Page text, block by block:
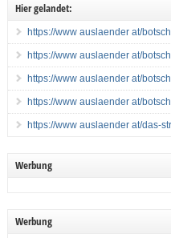
Hier gelandet:
https://www auslaender at/
https://www auslaender at/
https://www auslaender at/
https://www auslaender at/
https://www auslaender at/das-
Werbung
Werbung